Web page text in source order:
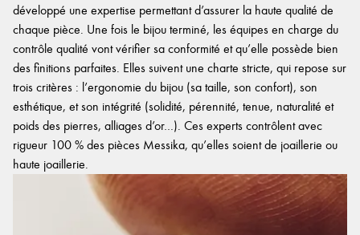
développé une expertise permettant d’assurer la haute qualité de
chaque pièce. Une fois le bijou terminé, les équipes en charge du
contrôle qualité vont vérifier sa conformité et qu’elle possède bien
des finitions parfaites. Elles suivent une charte stricte, qui repose sur
trois critères : l’ergonomie du bijou (sa taille, son confort), son
esthétique, et son intégrité (solidité, pérennité, tenue, naturalité et
poids des pierres, alliages d’or…). Ces experts contrôlent avec
rigueur 100 % des pièces Messika, qu’elles soient de joaillerie ou
haute joaillerie.